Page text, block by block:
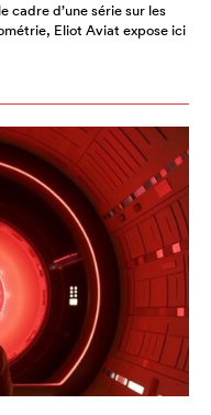
cadre d’une série sur les
Eliot Aviat expose ici